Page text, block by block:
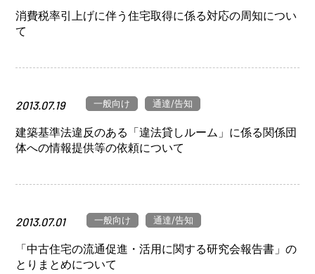
消費税率引上げに伴う住宅取得に係る対応の周知につい
て
2013.07.19 一般向け 通達/告知
建築基準法違反のある「違法貸しルーム」に係る関係団
体への情報提供等の依頼について
2013.07.01 一般向け 通達/告知
「中古住宅の流通促進・活用に関する研究会報告書」の
とりまとめについて